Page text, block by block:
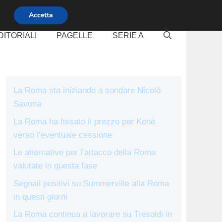
PAGELLE SERIE A
La Roma sta iniziando a sondare Nicolò
Savona
La Roma ha fissato il prezzo per Koné
verso l’eventuale cessione
Le alternative per l’attacco della Roma
valutate in questa fase
Segnali positivi su Summerville alla Roma
in questi giorni
La Roma continua a lavorare su Tresoldi in
Accetta